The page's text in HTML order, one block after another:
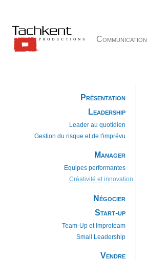
Communication
Présentation
Leadership
Leader au quotidien
Gestion du risque et de l'imprévu
Manager
Equipes performantes
Créativité et innovation
Négocier
Start-up
Team-Up et Improteam
Small Leadership
Vendre